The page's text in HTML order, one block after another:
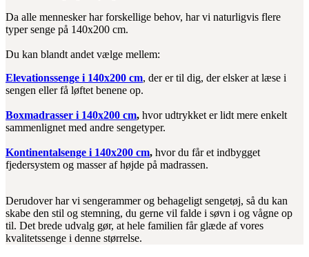
Da alle mennesker har forskellige behov, har vi naturligvis flere
typer senge på 140x200 cm.
Du kan blandt andet vælge mellem:
Elevationssenge i 140x200 cm, der er til dig, der elsker at læse i
sengen eller få løftet benene op.
Boxmadrasser i 140x200 cm, hvor udtrykket er lidt mere enkelt
sammenlignet med andre sengetyper.
Kontinentalsenge i 140x200 cm, hvor du får et indbygget
fjedersystem og masser af højde på madrassen.
Derudover har vi sengerammer og behageligt sengetøj, så du kan
skabe den stil og stemning, du gerne vil falde i søvn i og vågne op
til. Det brede udvalg gør, at hele familien får glæde af vores
kvalitetssenge i denne størrelse.